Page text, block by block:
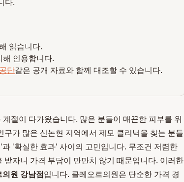
읽습니다.
인용합니다.
단같은 공개 자료와 함께 대조할 수 있습니다.
절이 다가왔습니다. 많은 분들이 매끈한 피부를 위
가 많은 신논현 지역에서 제모 클리닉을 찾는 분들
'확실한 효과' 사이의 고민입니다. 무조건 저렴한
자니 가격 부담이 만만치 않기 때문입니다. 이러한
원 강남점입니다. 클레오르의원은 단순한 가격 경